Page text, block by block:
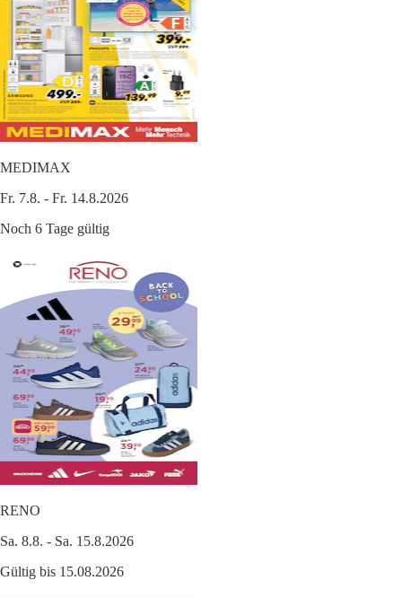
MEDIMAX
Fr. 7.8. - Fr. 14.8.2026
Noch 6 Tage gültig
RENO
Sa. 8.8. - Sa. 15.8.2026
Gültig bis 15.08.2026